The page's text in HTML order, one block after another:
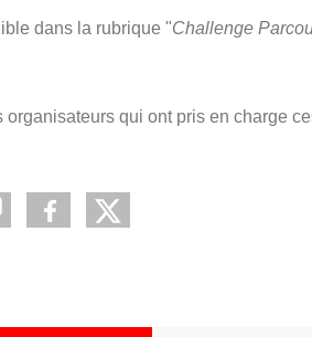
dans la rubrique "Challenge
qui ont pris en charge